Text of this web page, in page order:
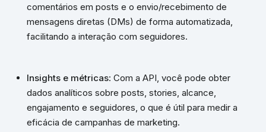
comentários em posts e o envio/recebimento de
mensagens diretas (DMs) de forma automatizada,
facilitando a interação com seguidores.
Insights e métricas: Com a API, você pode obter
dados analíticos sobre posts, stories, alcance,
engajamento e seguidores, o que é útil para medir a
eficácia de campanhas de marketing.